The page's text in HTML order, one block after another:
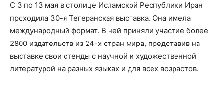
С 3 по 13 мая в столице Исламской Республики Иран
проходила 30-я Тегеранская выставка. Она имела
международный формат. В ней приняли участие более
2800 издательств из 24-х стран мира, представив на
выставке свои стенды с научной и художественной
литературой на разных языках и для всех возрастов.